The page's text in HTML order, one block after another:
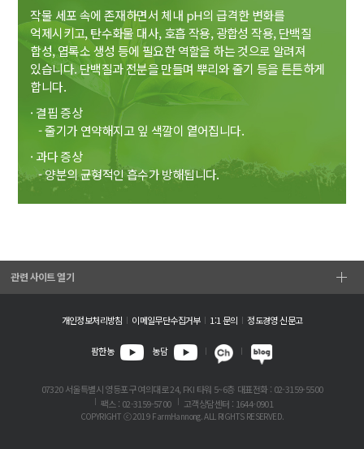
작물 세포 속에 존재하면서 체내 pH의 급격한 변화를
억제시키고, 탄수화물 대사, 호흡 작용,광합성 작용, 단백질
합성, 엽록소 생성 등에 필요한 역할을 하는 것으로 알려져
있습니다.단백질과 전분을 만들며 뿌리와 줄기 등을 튼튼하게
합니다.
· 결핍 증상
- 줄기가 연약해지고 잎 색깔이 옅어집니다.
· 과다 증상
- 양분의 균형적인 흡수가 방해됩니다.
개인정보처리방침 이메일무단수집거부 1:1 문의 정도경영 신문고
팜한농 농담
07320 서울특별시 영등포구 여의대로 24, FKI 타워 5~6층 대표전화 : 02-3159-5500
팩스 : 02-3159-5700
고객상담센터 : 1644-0901
COPYRIGHT ⓒ 2019 FarmHannong. ALL RIGHTS RESERVED.
관련 사이트 열기